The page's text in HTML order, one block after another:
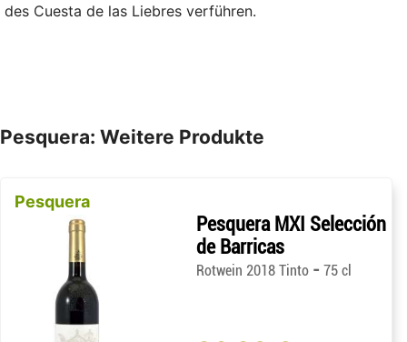
des Cuesta de las Liebres verführen.
Pesquera: Weitere Produkte
Pesquera
Pesquera MXI Selección
de Barricas
Rotwein 2018 Tinto -75 cl